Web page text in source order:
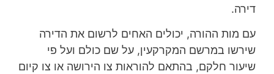
דירה.
עם מות ההורה, יכולים האחים לרשום את הדירה
שירשו במרשם המקרקעין, על שם כולם ועל פי
שיעור חלקם, בהתאם להוראות צו הירושה או צו קיום